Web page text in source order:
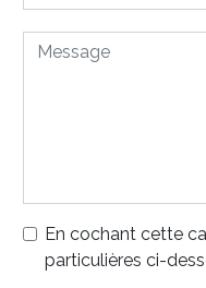
En cochant cette
particulières ci-